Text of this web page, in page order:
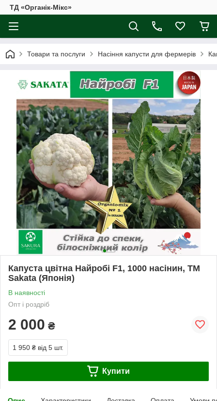
ТД «Органік-Мікс»
Товари та послуги Насіння капусти для фермерів
Капуста цвітна Найробі F1, 1000 насінин, ТМ
Sakata (Японія)
В наявності
Опт і роздріб
2 000 ₴
1 950 ₴ від 5 шт.
Купити